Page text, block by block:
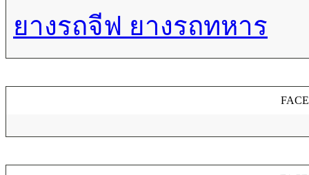
ยางรถจีฟ ยางรถทหาร